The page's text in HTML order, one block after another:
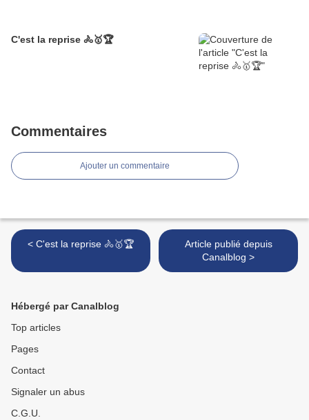
C'est la reprise 🚴🥇🏆
Commentaires
Ajouter un commentaire
< C'est la reprise 🚴🥇🏆
Article publié depuis
Canalblog >
Hébergé par Canalblog
Top articles
Pages
Contact
Signaler un abus
C.G.U.